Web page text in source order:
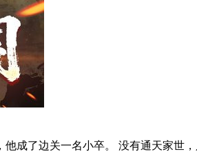
成了边关一名小卒。 没有通天家世